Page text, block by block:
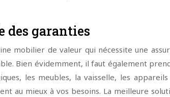
des garanties
mobilier de valeur qui nécessite une
Bien évidemment, il faut également
les meubles, la vaisselle, les
au mieux à vos besoins. La meilleure